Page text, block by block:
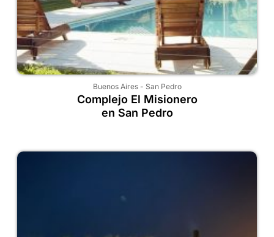
Buenos Aires- San Pedro
Complejo El Misionero
en San Pedro